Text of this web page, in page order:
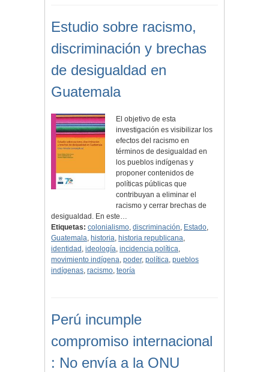
Estudio sobre racismo,
discriminación y brechas
de desigualdad en
Guatemala
El objetivo de esta
investigación es visibilizar los
efectos del racismo en
términos de desigualdad en
los pueblos indígenas y
proponer contenidos de
políticas públicas que
contribuyan a eliminar el
racismo y cerrar brechas de
desigualdad. En este…
Etiquetas: colonialismo, discriminación, Estado,
Guatemala, historia, historia republicana,
identidad , ideología, incidencia política,
movimiento indígena, poder, política, pueblos
indígenas, racismo, teoría
Perú incumple
compromiso internacional
: No envía a la ONU